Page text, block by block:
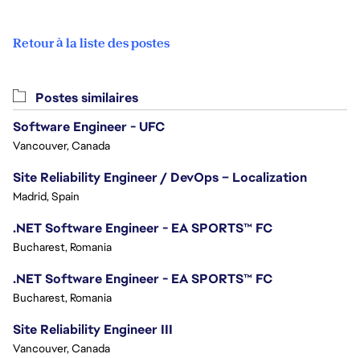
Retour à la liste des postes
Postes similaires
Software Engineer - UFC
Vancouver, Canada
Site Reliability Engineer / DevOps – Localization
Madrid, Spain
.NET Software Engineer - EA SPORTS™ FC
Bucharest, Romania
.NET Software Engineer - EA SPORTS™ FC
Bucharest, Romania
Site Reliability Engineer III
Vancouver, Canada